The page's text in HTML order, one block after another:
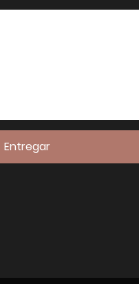
Entregar